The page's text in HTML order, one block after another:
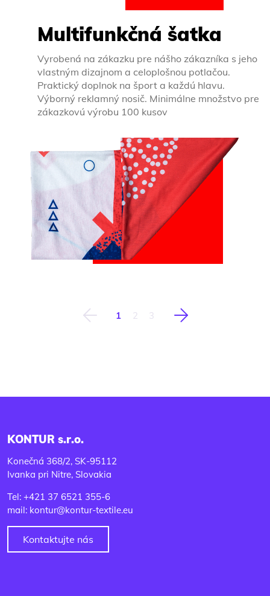
Multifunkčná šatka
Vyrobená na zákazku pre nášho zákazníka s jeho
vlastným dizajnom a celoplošnou potlačou.
Praktický doplnok na šport a každú hlavu.
Výborný reklamný nosič. Minimálne množstvo pre
zákazkovú výrobu 100 kusov
Predchádzajúca Nasledujúca
1 2 3
KONTUR s.r.o.
Konečná 368/2, SK-95112
Ivanka pri Nitre, Slovakia
Tel: +421 37 6521 355-6
mail: kontur@kontur-textile.eu
Kontaktujte nás